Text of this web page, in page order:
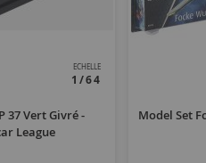
ECHELLE
1/64
37 Vert Givré -
League
Model Set